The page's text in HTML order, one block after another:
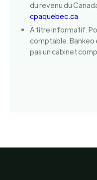
du revenu du
cpaquebec.ca
À titre informatif.
comptable. Bankeo
pas un cabinet